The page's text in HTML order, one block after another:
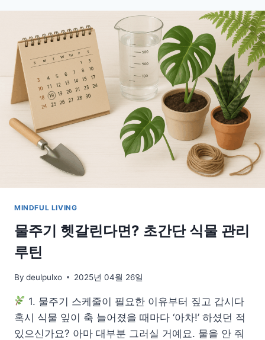
당
습
관:
당
분
줄
여
체
과
건
강
두
리
토
끼
MINDFUL LIVING
물주기 헷갈린다면? 초간단 식물 관리
루틴
By deulpulxo 2025년 04월 26일
1. 물주기 스케줄이 필요한 이유부터 짚고 갑시다
혹시 식물 잎이 축 늘어졌을 때마다 ‘아차!’ 하셨던 적
있으신가요? 아마 대부분 그러실 거예요. 물을 안 줘